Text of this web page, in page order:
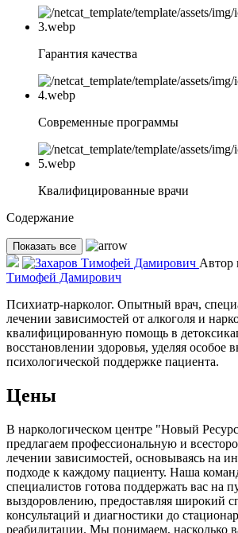
Гарантия качества
Современные программы
Квалифицированные врачи
Содержание
Показать все
Автор
Тимофей Дамирович
Психиатр-нарколог. Опытный врач,
лечении зависимостей от алкоголя и
квалифицированную помощь в
восстановлении здоровья, уделяя особое
психологической поддержке пациента.
Цены
В наркологическом центре "Новый
предлагаем профессиональную и
лечении зависимостей, основываясь на
подходе к каждому пациенту. Наша
специалистов готова поддержать вас на
выздоровлению, предоставляя широкий
консультаций и диагностики до
реабилитации. Мы понимаем, насколько